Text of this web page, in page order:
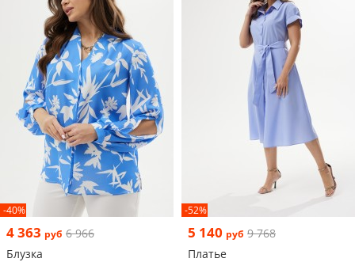
-40%
4 363 руб 6 966
Блузка
-52%
5 140 руб 9 768
Платье